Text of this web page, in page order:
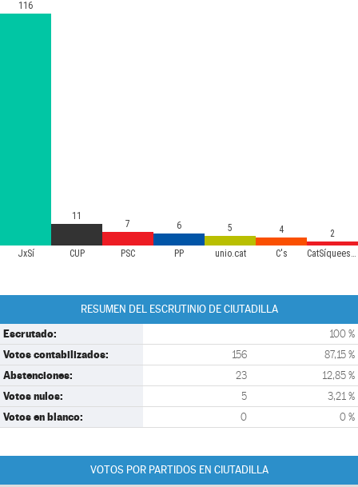
JxSí CUP PSC PP unio.cat C's CatSíqueesPot
116
11
7 6 5 4 2
RESUMEN DEL ESCRUTINIO DE CIUTADILLA
Escrutado: 100 %
Votos contabilizados: 156 87,15 %
Abstenciones: 23 12,85 %
Votos nulos: 5 3,21 %
Votos en blanco: 0 0 %
VOTOS POR PARTIDOS EN CIUTADILLA